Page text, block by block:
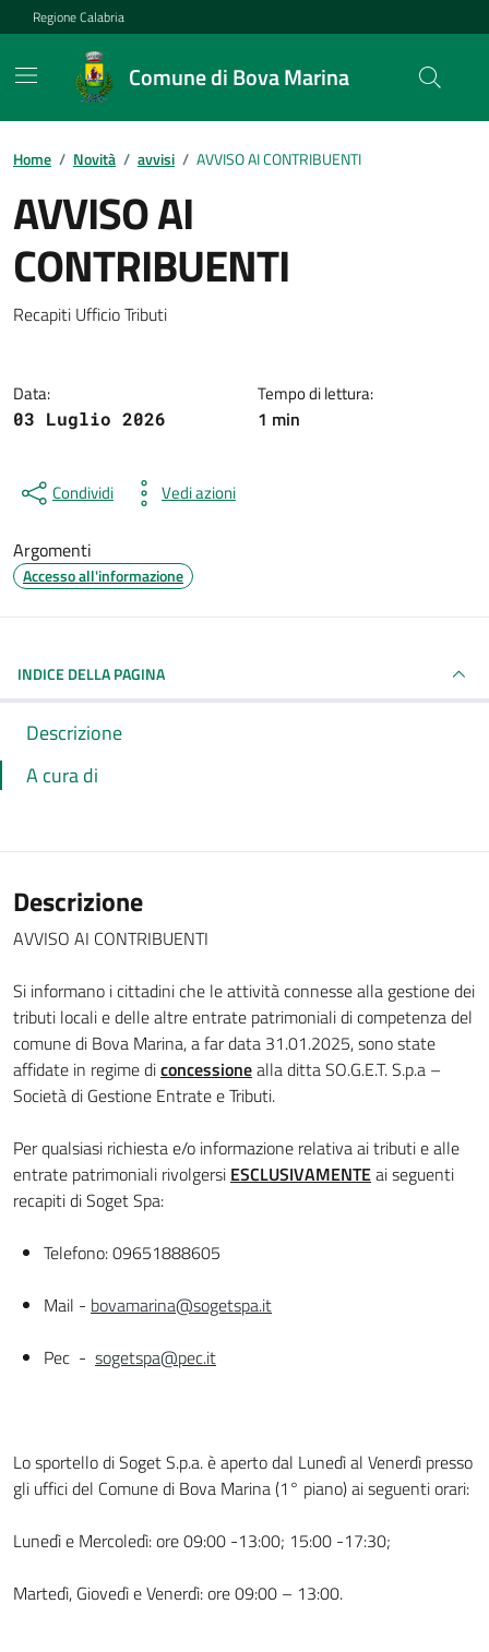
Vai ai contenuti
Vai al footer
Regione Calabria
Comune di Bova Marina
Home / Novità / avvisi / AVVISO AI CONTRIBUENTI
AVVISO AI
CONTRIBUENTI
Dettagli della notizia
Recapiti Ufficio Tributi
Data:
03 Luglio 2026
Tempo di lettura:
1 min
Condividi Vedi azioni
Argomenti
Accesso all'informazione
INDICE DELLA PAGINA
Descrizione
A cura di
Descrizione
AVVISO AI CONTRIBUENTI
Si informano i cittadini che le attività connesse alla gestione dei
tributi locali e delle altre entrate patrimoniali di competenza del
comune di Bova Marina, a far data 31.01.2025, sono state
affidate in regime diconcessionealla ditta SO.G.E.T. S.p.a –
Società di Gestione Entrate e Tributi.
Per qualsiasi richiesta e/o informazione relativa ai tributi e alle
entrate patrimoniali rivolgersi ESCLUSIVAMENTEai seguenti
recapiti di Soget Spa:
Telefono: 09651888605
Mail - bovamarina@sogetspa.it
Pec - sogetspa@pec.it
Lo sportello di Soget S.p.a. è aperto dal Lunedì al Venerdì presso
gli uffici del Comune di Bova Marina (1° piano) ai seguenti orari:
Lunedì e Mercoledì: ore 09:00 -13:00; 15:00 -17:30;
Martedì, Giovedì e Venerdì: ore 09:00 – 13:00.